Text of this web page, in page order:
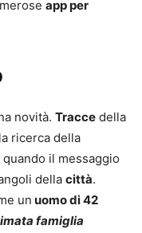
app per
novità. Tracce della
ricerca della
quando il messaggio
della città.
un uomo di 42
famiglia